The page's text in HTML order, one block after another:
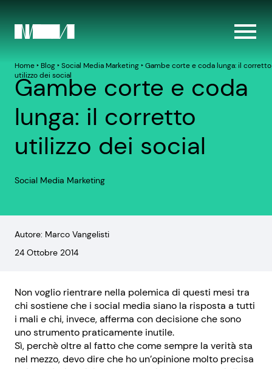
Home‣ Blog‣Social Media Marketing‣Gambe corte e coda lunga: il corretto
utilizzo dei social
Gambe corte e coda
lunga: il corretto
utilizzo dei social
Social Media Marketing
Autore: Marco Vangelisti
24 Ottobre 2014
Non voglio rientrare nella polemica di questi mesi tra
chi sostiene che i social media siano la risposta a tutti
i mali e chi, invece, afferma con decisione che sono
uno strumento praticamente inutile.
Sì, perchè oltre al fatto che come sempre la verità sta
nel mezzo, devo dire che ho un’opinione molto precisa